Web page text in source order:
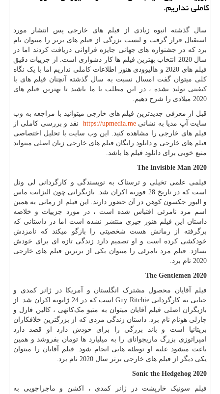
كاملی نداریم.
سال گذشته انبوه زیادی از فیلم های خارجی پس انتشار مورد
استقبال قرار گرفت و لیست بزرگی از فیلم های برتر را میتوان نام
برد که در جشنواره های جهانی جایزه فراوانی دریافت کردند اما در
سال 2020 انتخاب بهترین فیلم ها کار دشواری است. از جزییات دقیق
فیلم های 2020 و هالیوودی هنوز اطلاعات کاملی نداریم اما با یک نگاه
کلی میتوان گفت امسال نسبت به سال گذشته آنچنان فیلم های با
کیفیتی تولید نشده ، در این مطلب با ما باشید تا بهترین فیلم های
2020 میلادی را شرح دهیم.
قبل از معرفی جدیدترین فیلم های خارجی میتوانید با مراجعه به وب
سایت آپ مدیا به نشانیhttps://upmedia.me نقد و بررسی کاملی از
فیلم های خارجی را مشاهده کنید. این وب سایت با تحلیل اختصاصی
فیلم های خارجی و دانلود رایگان فیلم های خارجی زبان اصلی میتواند
منبع خوبی برای دانلود فیلم ها باشد.
The Invisible Man 2020
فیلمی علمی تخیلی و ترسناک به نویسندگی و کارگردانی لی ونل
است که در تاریخ 28 فوریه اکران شد. بازیگرانی چون الیزابت ماس
و الیور جکسون کوهن در آن حضور دارند. این فیلم از رمانی به همین
اسم مرد نامرئی اقتباس شده است ، در مورد جزییات و خلاصه
داستان این فیلم هنوز چیزی منتشر نشده است اما در داستانی که
برگرفته از رمانش هست شخصیتی را بازگو میکند که نامزدش
خودکشی کرده است و او تصمیم دارد زندگی تازه ای برای خودش
بسازد. فیلم مرد نامرئی را میتوان یکی از برترین فیلم های خارجی
2020 نام برد.
The Gentlemen 2020
فیلم آقایان محصول مشترک انگلستان و آمریکا در ژانر کمدی و
جنایی به کارگردانی Guy Ritchie
است که در 24 ژانویه اکران شد. از
بازیگران اصلی فیلم آقایان میتوان به متیو مک‌کانهی ، کالین فارل و
چارلی هونام نام برد. داستان زندگی مردی که از بزرگترین خلافکاران
بریتانیا است و باند بزرگی را برای خودش دارد او قصد دارد
امپراتوزی بزرگ ماریجوانای را به میلیارد ها تومان بفروشد و همین
باعث میشود علیه او توطئه هایی انجام شود. فیلم آقایان را میتوان
یکی دیگر از فیلم های خارجی برتر سال 2020 نام برد.
Sonic the Hedgehog 2020
فیلم سونیک خارپشت در ژانر کمدی ، اکشن و ماجراجویی به